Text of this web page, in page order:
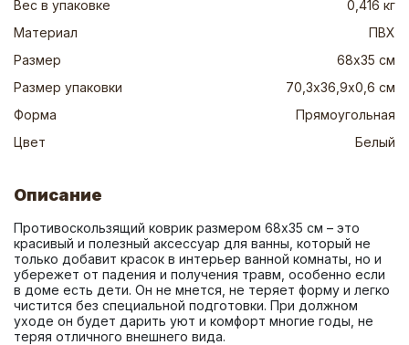
Вес в упаковке
0,416 кг
Материал
ПВХ
Размер
68х35 см
Размер упаковки
70,3х36,9х0,6 см
Форма
Прямоугольная
Цвет
Белый
Описание
Противоскользящий коврик размером 68х35 см – это
красивый и полезный аксессуар для ванны, который не
только добавит красок в интерьер ванной комнаты, но и
убережет от падения и получения травм, особенно если
в доме есть дети. Он не мнется, не теряет форму и легко
чистится без специальной подготовки. При должном
уходе он будет дарить уют и комфорт многие годы, не
теряя отличного внешнего вида.